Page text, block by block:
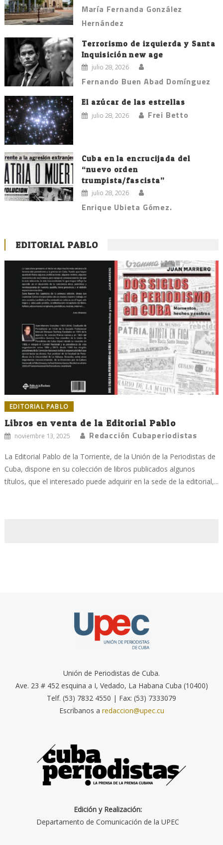
María Fernanda González
Hernández
Terrorismo de izquierda y Santa
Inquisición new age
julio 28, 2026
Fernando Buen Abad Domínguez
El azúcar de las estrellas
julio 28, 2026 Frei Betto
Cuba en la encrucijada del
“nuevo orden
trumpista/fascista”
julio 28, 2026
Enrique Ubieta Gómez.
EDITORIAL PABLO
EDITORIAL PABLO
Libros en venta de la Editorial Pablo
noviembre 13, 2025 Redacción Cubaperiodistas
La Editorial Pablo de la Torriente, de la Unión de la Periodistas de
Cuba, dispone en su colección de libros publicados algunos
títulos, que el interesado puede adquirir en la sede de la editorial,...
Unión de Periodistas de Cuba.
Ave. 23 # 452 esquina a I, Vedado, La Habana Cuba (10400)
Telf. (53) 7832 4550 | Fax: (53) 7333079
Escríbanos a redaccion@upec.cu
Edición y Realización:
Departamento de Comunicación de la UPEC